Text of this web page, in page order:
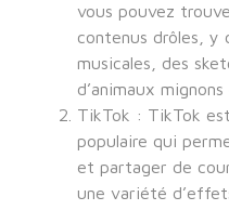
vous pouvez
contenus drôles, y
musicales, des
d’animaux
TikTok : TikTok
populaire qui
et partager de
une variété